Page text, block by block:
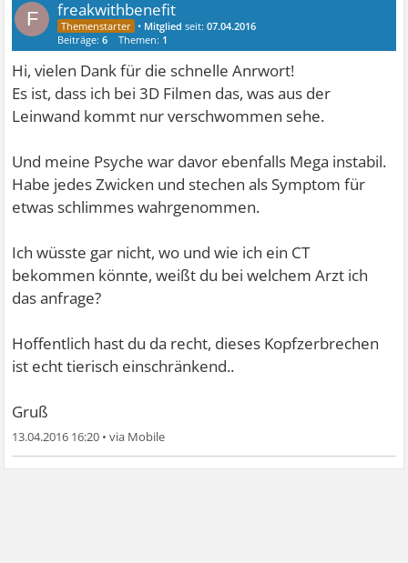
F freakwithbenefit
• Mitglied seit:07.04.2016
Beiträge:6 Themen: 1
Hi, vielen Dank für die schnelle Anrwort!
Es ist, dass ich bei 3D Filmen das, was aus der
Leinwand kommt nur verschwommen sehe.
Und meine Psyche war davor ebenfalls Mega instabil.
Habe jedes Zwicken und stechen als Symptom für
etwas schlimmes wahrgenommen.
Ich wüsste gar nicht, wo und wie ich ein CT
bekommen könnte, weißt du bei welchem Arzt ich
das anfrage?
Hoffentlich hast du da recht, dieses Kopfzerbrechen
ist echt tierisch einschränkend..
Gruß
13.04.2016 16:20 •